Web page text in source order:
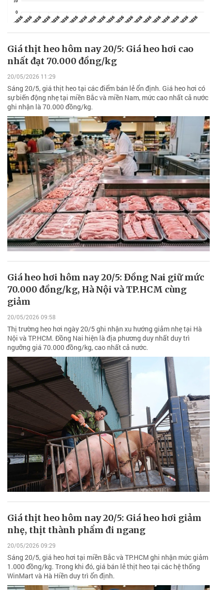
Giá thịt heo hôm nay 20/5: Giá heo hơi cao
nhất đạt 70.000 đồng/kg
20/05/2026 11:29
Sáng 20/5, giá thịt heo tại các điểm bán lẻ ổn định. Giá heo hơi có
sự biến động nhẹ tại miền Bắc và miền Nam, mức cao nhất cả nước
ghi nhận là 70.000 đồng/kg.
Giá heo hơi hôm nay 20/5: Đồng Nai giữ mức
70.000 đồng/kg, Hà Nội và TP.HCM cùng
giảm
20/05/2026 09:58
Thị trường heo hơi ngày 20/5 ghi nhận xu hướng giảm nhẹ tại Hà
Nội và TP.HCM. Đồng Nai hiện là địa phương duy nhất duy trì
ngưỡng giá 70.000 đồng/kg, cao nhất cả nước.
Giá thịt heo hôm nay 20/5: Giá heo hơi giảm
nhẹ, thịt thành phẩm đi ngang
20/05/2026 09:29
Sáng 20/5, giá heo hơi tại miền Bắc và TP.HCM ghi nhận mức giảm
1.000 đồng/kg. Trong khi đó, giá bán lẻ thịt heo tại các hệ thống
WinMart và Hà Hiền duy trì ổn định.